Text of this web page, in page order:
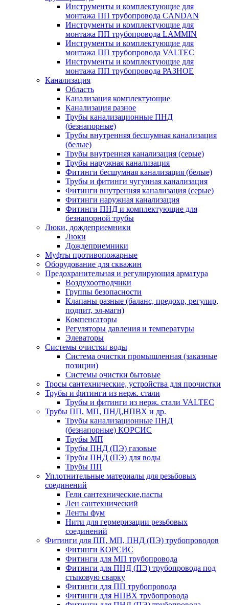
Инструменты и комплектующие для
монтажа ПП трубопровода CANDAN
Инструменты и комплектующие для
монтажа ПП трубопровода LAMMIN
Инструменты и комплектующие для
монтажа ПП трубопровода VALTEC
Инструменты и комплектующие для
монтажа ПП трубопровода РАЗНОЕ
Канализация
Область
Канализация комплектующие
Канализация разное
Трубы канализационные ПНД
(безнапорные)
Трубы внутренняя бесшумная канализация
(белые)
Трубы внутренняя канализация (серые)
Трубы наружная канализация
Фитинги бесшумная канализация (белые)
Трубы и фитинги чугунная канализация
Фитинги внутренняя канализация (серые)
Фитинги наружная канализация
Фитинги ПНД и комплектующие для
безнапорной трубы
Люки, дождеприемники
Люки
Дождеприемники
Муфты противопожарные
Оборудование для скважин
Предохранительная и регулирующая арматура
Воздухоотводчики
Группы безопасности
Клапаны разные (баланс, предохр, регулир,
подпит, эл-магн)
Компенсаторы
Регуляторы давления и температуры
Элеваторы
Системы очистки воды
Система очистки промышленная (заказные
позиции)
Системы очистки бытовые
Тросы сантехнические, устройства для прочистки
Трубы и фитинги из нерж. стали
Трубы и фитинги из нерж. стали VALTEC
Трубы ПП, МП, ПНД,НПВХ и др.
Трубы канализационные ПНД
(безнапорные) КОРСИС
Трубы МП
Трубы ПНД (ПЭ) газовые
Трубы ПНД (ПЭ) для воды
Трубы ПП
Уплотнительные материалы для резьбовых
соединений
Гели сантехнические,пасты
Лен сантехнический
Ленты фум
Нити для гермеризации резьбовых
соединений
Фитинги для ПП, МП, ПНД (ПЭ) трубопроводов
Фитинги КОРСИС
Фитинги для МП трубопровода
Фитинги для ПНД (ПЭ) трубопровода под
стыковую сварку
Фитинги для ПП трубопровода
Фитинги для НПВХ трубопровода